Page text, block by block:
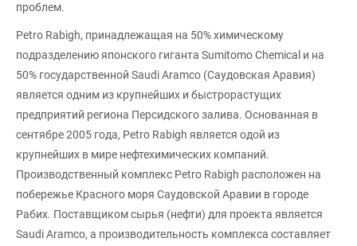
проблем.
Petro Rabigh, принадлежащая на 50% химическому
подразделению японского гиганта Sumitomo Chemical и на
50% государственной Saudi Aramco (Саудовская Аравия)
является одним из крупнейших и быстрорастущих
предприятий региона Персидского залива. Основанная в
сентябре 2005 года, Petro Rabigh является одой из
крупнейших в мире нефтехимических компаний.
Производственный комплекс Petro Rabigh расположен на
побережье Красного моря Саудовской Аравии в городе
Рабих. Поставщиком сырья (нефти) для проекта является
Saudi Aramco, а производительность комплекса составляет